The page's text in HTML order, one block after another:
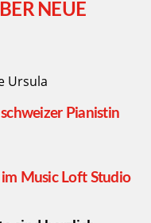
NEUE
Ursula
Pianistin
Music Loft Studio